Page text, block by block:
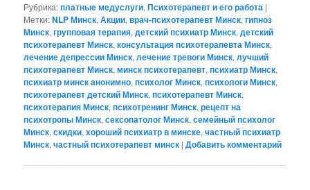
Рубрика:платные медуслуги,Психотерапевт и его работа |
Метки:NLP Минск,Акции,врач-психотерапевт Минск,гипноз
Минск,групповая терапия,детский психиатр Минск,детский
психотерапевт Минск,консультация психотерапевта Минск,
лечение депрессии Минск,лечение тревоги Минск,лучший
психотерапевт Минск,минск психотерапевт,психиатр Минск,
психиатр минск анонимно,психолог Минск,психологи Минск,
психотерапевт детский Минск,психотерапевт Минск,
психотерапия Минск,психотренинг Минск,рецепт на
психотропы Минск,сексопатолог Минск,семейный психолог
Минск,скидки,хороший психиатр в минске,частный психиатр
Минск,частный психотерапевт минск |Добавить комментарий